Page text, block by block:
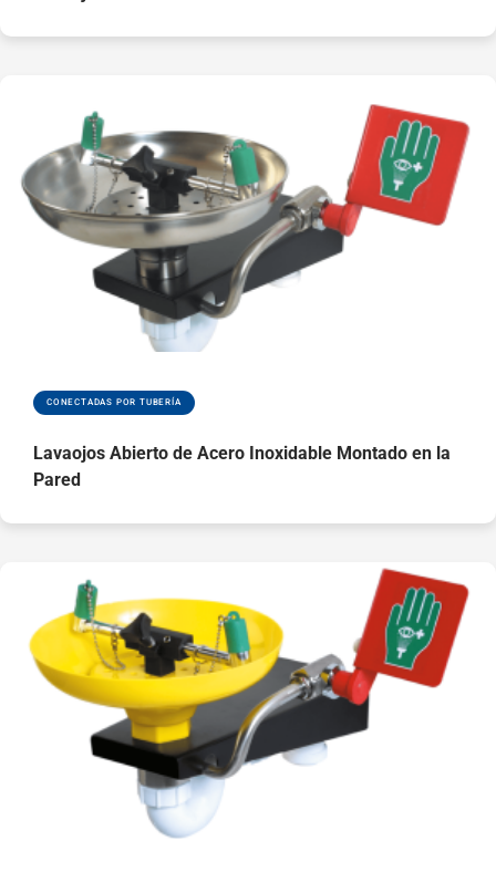
contaminantes
residuos dañen
los difusores
lavaojos
Gran pictograma
universal en la
parte frontal de la
unidad para una
DVGW
CONECTADAS POR TUBERÍA
Lavaojos Abierto de Acero Inoxidable Montado en la
Pared